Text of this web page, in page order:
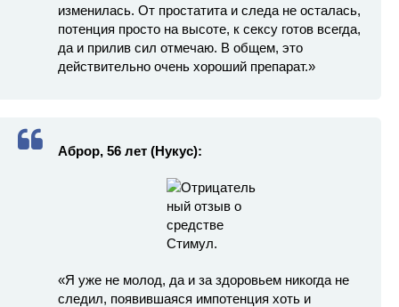
изменилась. От простатита и следа не осталась,
потенция просто на высоте, к сексу готов всегда,
да и прилив сил отмечаю. В общем, это
действительно очень хороший препарат.»
Аброр, 56 лет (Нукус):
«Я уже не молод, да и за здоровьем никогда не
следил, появившаяся импотенция хоть и